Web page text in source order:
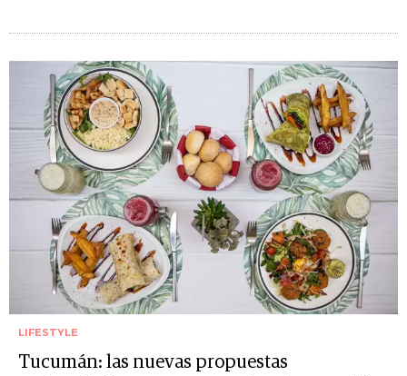
LIFESTYLE
Tucumán: las nuevas propuestas